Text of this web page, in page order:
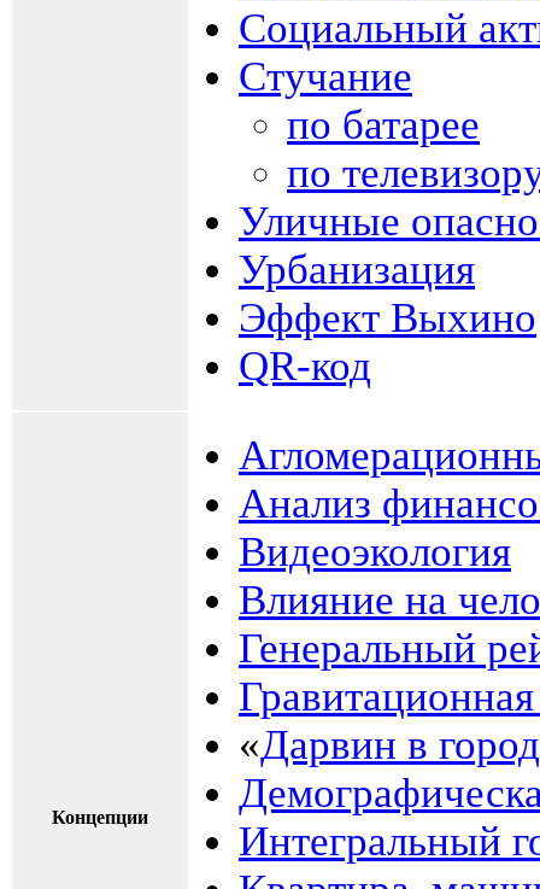
Социальный
Стучание
по батарее
по
Уличные
Урбанизация
Эффект Выхино
QR-код
Концепции
Анализ
Видеоэкология
Влияние на
Генеральный
«Дарвин в
Интегральный